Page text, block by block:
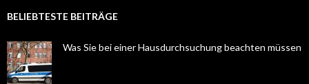
BELIEBTESTE BEITRÄGE
Was Sie bei einer Hausdurchsuchung beachten müssen